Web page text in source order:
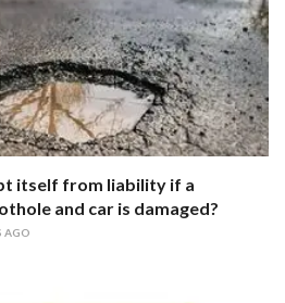
itself from liability if a
and car is damaged?
AGO